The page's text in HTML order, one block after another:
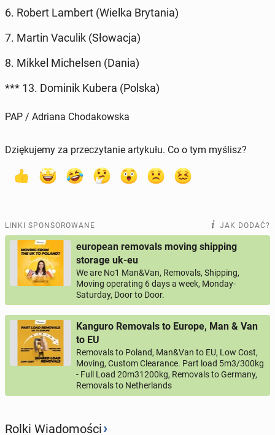
6. Robert Lambert (Wielka Bry­ta­nia)
7. Martin Vaculik (Sło­wa­cja)
8. Mikkel Mi­chel­sen (Dania)
*** 13. Dominik Kubera (Polska)
PAP / Adriana Chodakowska
Dziękujemy za przeczytanie artykułu. Co o tym myślisz?
LINKI SPONSOROWANE JAK DODAĆ?
european removals moving shipping
storage uk-eu
We are No1 Man&Van, Removals, Shipping,
Moving operating 6 days a week, Monday-
Saturday, Door to Door.
Kanguro Removals to Europe, Man & Van
to EU
Removals to Poland, Man&Van to EU, Low Cost,
Moving, Custom Clearance. Part load 5m3/300kg
- Full Load 20m31200kg, Removals to Germany,
Removals to Netherlands
Rolki Wiadomości›